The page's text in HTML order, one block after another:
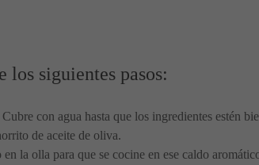
los siguientes pasos:
con agua hasta que los ingredientes estén
de aceite de oliva.
la olla para que se cocine en ese caldo